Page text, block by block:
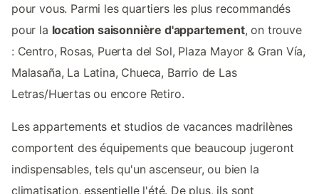
pour vous. Parmi les quartiers les plus recommandés
pour la location saisonnière d'appartement, on trouve
: Centro, Rosas, Puerta del Sol, Plaza Mayor & Gran Vía,
Malasaña, La Latina, Chueca, Barrio de Las
Letras/Huertas ou encore Retiro.
Les appartements et studios de vacances madrilènes
comportent des équipements que beaucoup jugeront
indispensables, tels qu'un ascenseur, ou bien la
climatisation, essentielle l'été. De plus, ils sont